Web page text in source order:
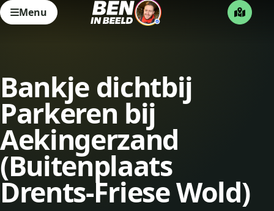
Menu
Bankje dichtbij
Parkeren bij
Aekingerzand
(Buitenplaats
Drents-Friese Wold)